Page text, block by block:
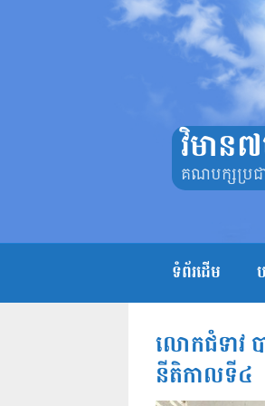
វិមាន
គណបក្សប្រជ
ទំព័រដើម
លោកជំទាវ
នីតិកាលទី៤